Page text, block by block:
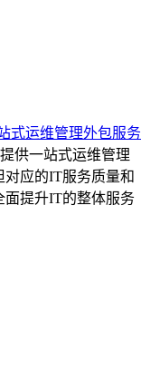
式运维管理外包服务
供一站式运维管理
应的IT服务质量和
面提升IT的整体服务